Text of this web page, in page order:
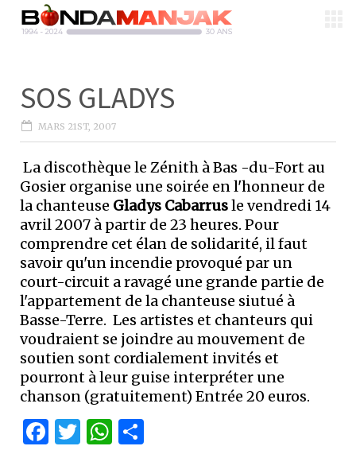
SOS GLADYS
MARS 21ST, 2007
La discothèque le Zénith à Bas -du-Fort au
Gosier organise une soirée en l'honneur de
la chanteuse Gladys Cabarrusle vendredi 14
avril 2007 à partir de 23 heures. Pour
comprendre cet élan de solidarité, il faut
savoir qu'un incendie provoqué par un
court-circuit a ravagé une grande partie de
l'appartement de la chanteuse siutué à
Basse-Terre. Les artistes et chanteurs qui
voudraient se joindre au mouvement de
soutien sont cordialement invités et
pourront à leur guise interpréter une
chanson (gratuitement) Entrée 20 euros.
Facebook
Twitter
WhatsApp